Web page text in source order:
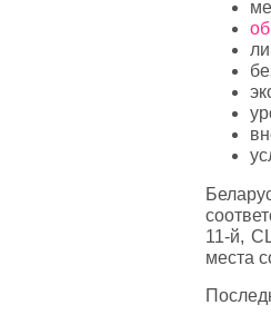
11-й,
места